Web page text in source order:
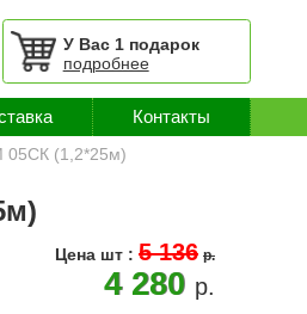
У Вас 1 подарок
подробнее
Контакты
05СК (1,2*25м)
Цена шт: 5 136 p.
4 280 p.